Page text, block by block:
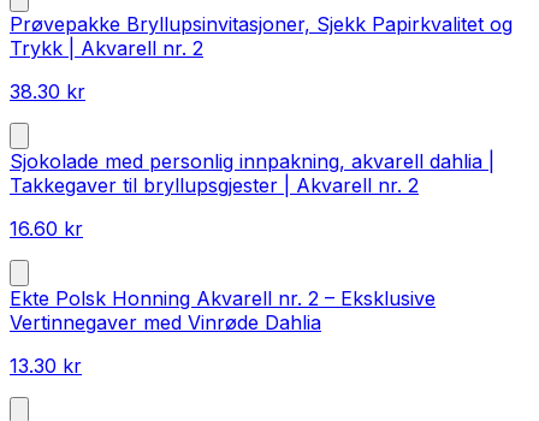
Prøvepakke Bryllupsinvitasjoner, Sjekk Papirkvalitet og
Trykk | Akvarell nr. 2
38.30 kr
Sjokolade med personlig innpakning, akvarell dahlia |
Takkegaver til bryllupsgjester | Akvarell nr. 2
16.60 kr
Ekte Polsk Honning Akvarell nr. 2 – Eksklusive
Vertinnegaver med Vinrøde Dahlia
13.30 kr